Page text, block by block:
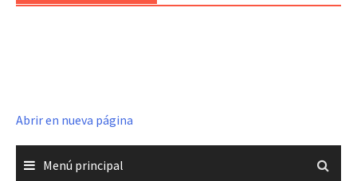
Abrir en nueva página
Menú principal